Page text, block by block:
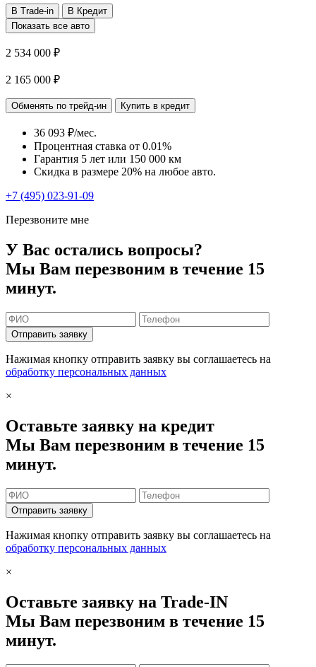
В Trade-in
В Кредит
Показать все авто
2 534 000 ₽
2 165 000 ₽
Обменять по трейд-ин Купить в кредит
36 093 ₽/мес.
Процентная ставка от 0.01%
Гарантия 5 лет или 150 000 км
Скидка в размере 20% на любое авто.
+7 (495) 023-91-09
Перезвоните мне
У Вас остались вопросы?
Мы Вам перезвоним в течение 15
минут.
Отправить заявку
Нажимая кнопку отправить заявку вы соглашаетесь на
обработку персональных данных
×
Оставьте заявку на кредит
Мы Вам перезвоним в течение 15
минут.
Отправить заявку
Нажимая кнопку отправить заявку вы соглашаетесь на
обработку персональных данных
×
Оставьте заявку на Trade-IN
Мы Вам перезвоним в течение 15
минут.